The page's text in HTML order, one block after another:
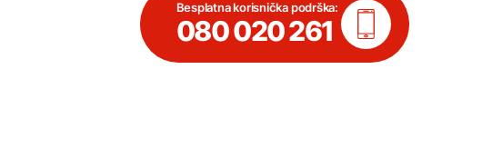
Besplatna korisnička podrška:
080 020 261